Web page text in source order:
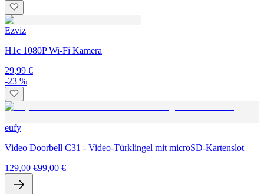
Ezviz
H1c 1080P Wi-Fi Kamera
29,99 €
-23 %
eufy
Video Doorbell C31 - Video-Türklingel mit microSD-Kartenslot
129,00 €99,00 €